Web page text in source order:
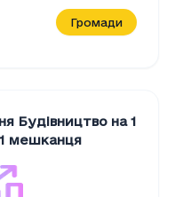
Громади
Будiвництво на 1
мешканця